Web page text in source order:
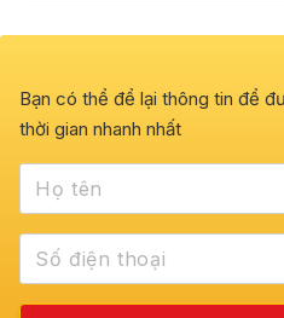
Bạn có thể để lại thông tin để
thời gian nhanh nhất